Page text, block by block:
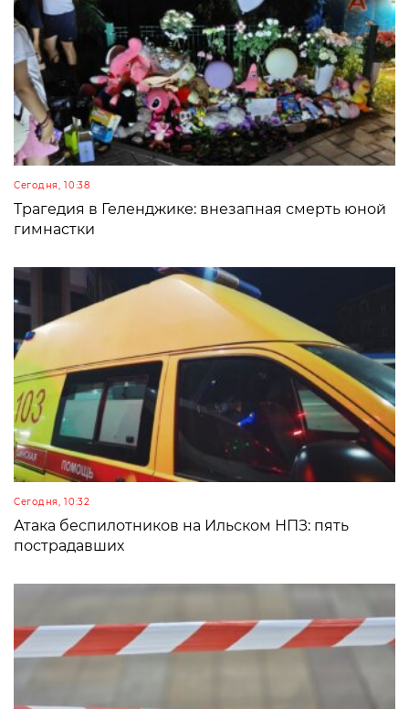
Сегодня, 10:38
Трагедия в Геленджике: внезапная смерть юной
гимнастки
Сегодня, 10:32
Атака беспилотников на Ильском НПЗ: пять
пострадавших